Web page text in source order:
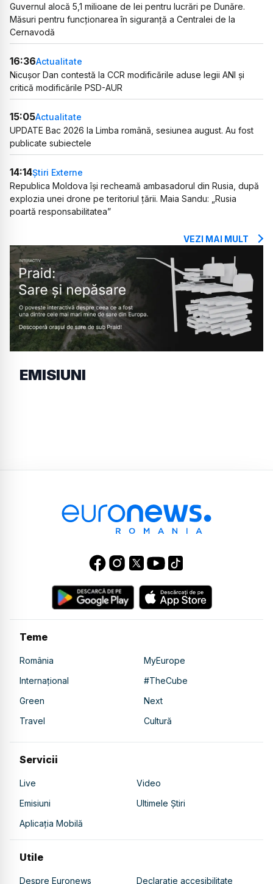
Guvernul alocă 5,1 milioane de lei pentru lucrări pe Dunăre.
Măsuri pentru funcționarea în siguranță a Centralei de la
Cernavodă
16:36Actualitate
Nicușor Dan contestă la CCR modificările aduse legii ANI și
critică modificările PSD-AUR
15:05Actualitate
UPDATE Bac 2026 la Limba română, sesiunea august. Au fost
publicate subiectele
14:14Știri Externe
Republica Moldova își recheamă ambasadorul din Rusia, după
explozia unei drone pe teritoriul țării. Maia Sandu: „Rusia
poartă responsabilitatea”
VEZI MAI MULT
EMISIUNI
Teme
România
MyEurope
Internațional
#TheCube
Green
Next
Travel
Cultură
Servicii
Live
Video
Emisiuni
Ultimele Știri
Aplicația Mobilă
Utile
Despre Euronews Declarație accesibilitate